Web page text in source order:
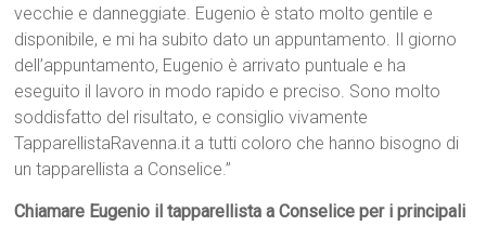
vecchie e danneggiate. Eugenio è stato molto gentile e
disponibile, e mi ha subito dato un appuntamento. Il giorno
dell’appuntamento, Eugenio è arrivato puntuale e ha
eseguito il lavoro in modo rapido e preciso. Sono molto
soddisfatto del risultato, e consiglio vivamente
TapparellistaRavenna.it a tutti coloro che hanno bisogno di
un tapparellista a Conselice.”
Chiamare Eugenio il tapparellista a Conselice per i principali